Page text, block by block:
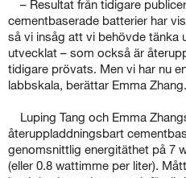
– Resultat från tidigare
cementbaserade batterier har
så vi insåg att vi behövde tänka
utvecklat – som också är
tidigare prövats. Men vi har nu
labbskala, berättar Emma Zhang.
Luping Tang och Emma
återuppladdningsbart
genomsnittlig energitäthet på 7
(eller 0.8 wattimme per liter).